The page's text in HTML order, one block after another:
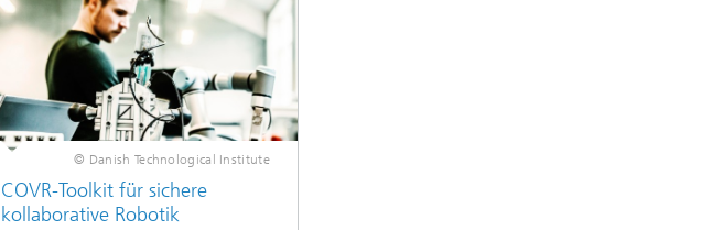
© Danish Technological Institute
COVR-Toolkit für sichere
kollaborative Robotik